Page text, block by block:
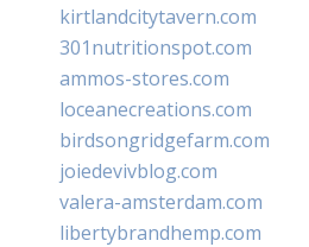
kirtlandcitytavern.com
301nutritionspot.com
ammos-stores.com
loceanecreations.com
birdsongridgefarm.com
joiedevivblog.com
valera-amsterdam.com
libertybrandhemp.com